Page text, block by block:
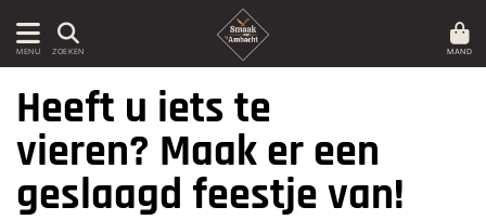
MENU ZOEKEN MAND
Heeft u iets te
vieren? Maak er een
geslaagd feestje van!